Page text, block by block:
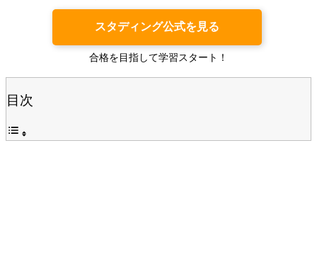
スタディング公式を見る
合格を目指して学習スタート！
目次